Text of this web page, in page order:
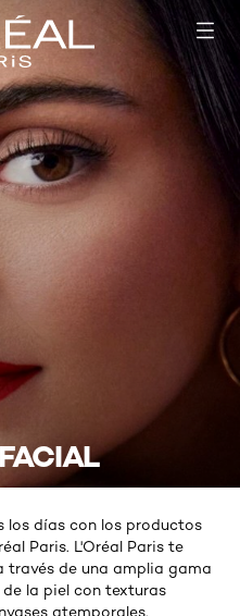
los días con los productos
Paris. L'Oréal Paris te
de una amplia gama
la piel con texturas
atemporales.